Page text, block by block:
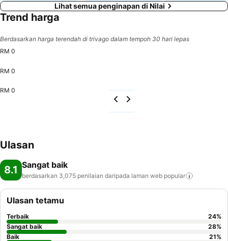
Lihat semua penginapan di Nilai
Trend harga
Berdasarkan harga terendah di trivago dalam tempoh 30 hari lepas
RM 0
RM 0
RM 0
Ulasan
8.1 Sangat baik
berdasarkan 3,075 penilaian daripada laman web popular
Ulasan tetamu
Terbaik 24%
Sangat baik
28%
Baik
21%